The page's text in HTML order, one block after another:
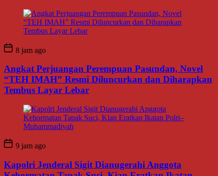
8 jam ago
Angkat Perjuangan Perempuan Pasundan, Novel
“TEH IMAH” Resmi Diluncurkan dan Diharapkan
Tembus Layar Lebar
9 jam ago
Kapolri Jenderal Sigit Dianugerahi Anggota